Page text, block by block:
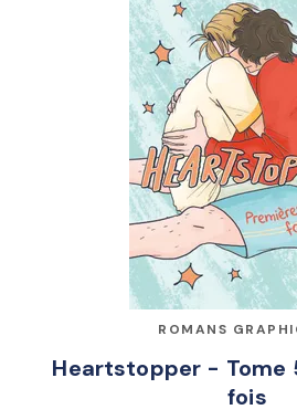
ROMANS
Heartstopper - Tome
fois